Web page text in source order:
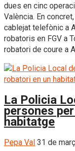
dues en cinc
València. En
cablejat telefònic a
robatoris en FGV a
robatori de coure a
La Policia
persones
habitatge
Pepa Val 31 de